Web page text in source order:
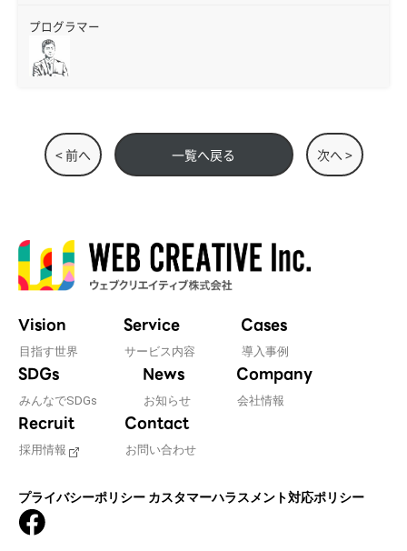
プログラマー
< 前へ 一覧へ戻る 次へ >
Vision
目指す世界
Service
サービス内容
Cases
導入事例
SDGs
みんなでSDGs
News
お知らせ
Company
会社情報
Recruit
採用情報
Contact
お問い合わせ
プライバシーポリシー カスタマーハラスメント対応ポリシー